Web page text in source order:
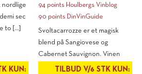
nordlige
sec
to [...]
KUN:
94 points Houlbergs Vinblog
90 points DinVinGuide
Svoltacarrozze er et magisk
blend på Sangiovese og
Cabernet Sauvignon. Vinen
manipuleres ikke [...]
TILBUD V/6 STK KUN: